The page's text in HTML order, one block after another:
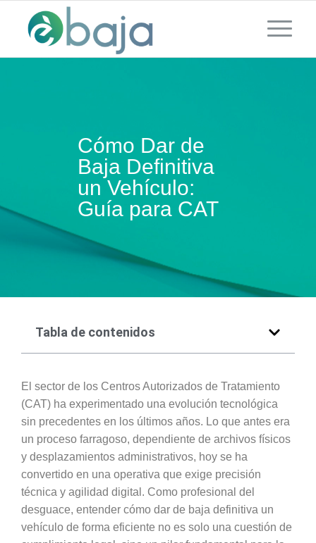
Cómo Dar de
Baja Definitiva
un Vehículo:
Guía para CAT
Tabla de contenidos
El sector de los Centros Autorizados de Tratamiento
(CAT) ha experimentado una evolución tecnológica
sin precedentes en los últimos años. Lo que antes era
un proceso farragoso, dependiente de archivos físicos
y desplazamientos administrativos, hoy se ha
convertido en una operativa que exige precisión
técnica y agilidad digital. Como profesional del
desguace, entender cómo dar de baja definitiva un
vehículo de forma eficiente no es solo una cuestión de